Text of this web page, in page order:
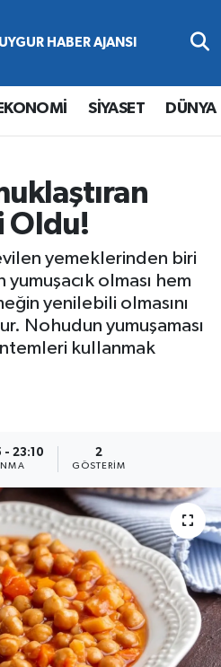
EKONOMİ SİYASET DÜNYA
Oldu!
yemeklerinden biri
olması hem
yenilebili olmasını
Nohudun yumuşaması
kullanmak
- 23:10 2
GÖSTERIM
ve Fikstür